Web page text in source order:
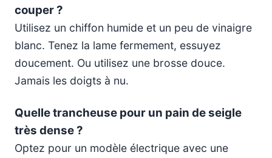
couper ?
Utilisez un chiffon humide et un peu de vinaigre
blanc. Tenez la lame fermement, essuyez
doucement. Ou utilisez une brosse douce.
Jamais les doigts à nu.
Quelle trancheuse pour un pain de seigle
très dense ?
Optez pour un modèle électrique avec une